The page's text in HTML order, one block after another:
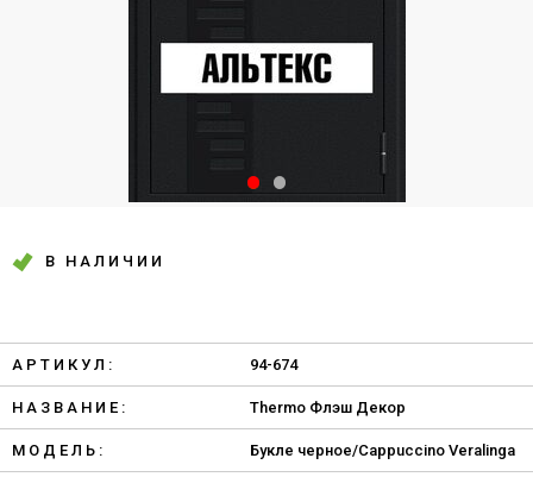
В НАЛИЧИИ
АРТИКУЛ: 94-674
НАЗВАНИЕ: Thermo Флэш Декор
МОДЕЛЬ: Букле черное/Cappuccino Veralinga